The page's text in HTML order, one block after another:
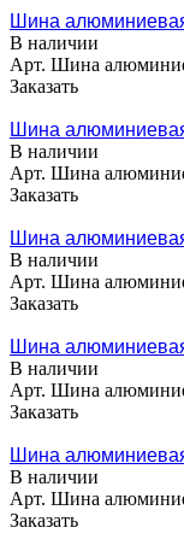
Шина
В наличии
Арт. Шина
Заказать
Шина
В наличии
Арт. Шина
Заказать
Шина
В наличии
Арт. Шина
Заказать
Шина
В наличии
Арт. Шина
Заказать
Шина
В наличии
Арт. Шина
Заказать